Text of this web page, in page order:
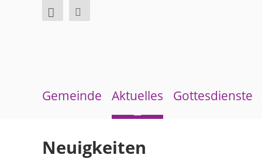
Gemeinde
Überblick Bezirke
Aktuelles
Terminkalender
Gottesdienste
Neuigkeiten